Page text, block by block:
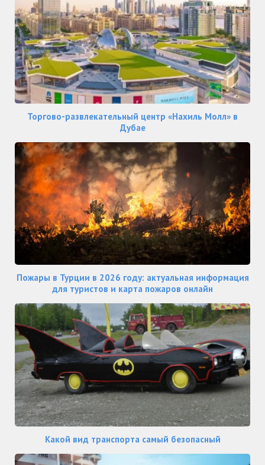
Торгово-развлекательный центр «Нахиль Молл» в
Дубае
Пожары в Турции в 2026 году: актуальная информация
для туристов и карта пожаров онлайн
Какой вид транспорта самый безопасный